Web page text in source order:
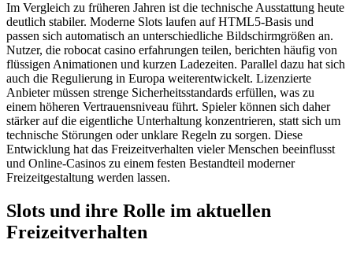
Im Vergleich zu früheren Jahren ist die technische Ausstattung heute
deutlich stabiler. Moderne Slots laufen auf HTML5-Basis und
passen sich automatisch an unterschiedliche Bildschirmgrößen an.
Nutzer, die robocat casino erfahrungen teilen, berichten häufig von
flüssigen Animationen und kurzen Ladezeiten. Parallel dazu hat sich
auch die Regulierung in Europa weiterentwickelt. Lizenzierte
Anbieter müssen strenge Sicherheitsstandards erfüllen, was zu
einem höheren Vertrauensniveau führt. Spieler können sich daher
stärker auf die eigentliche Unterhaltung konzentrieren, statt sich um
technische Störungen oder unklare Regeln zu sorgen. Diese
Entwicklung hat das Freizeitverhalten vieler Menschen beeinflusst
und Online-Casinos zu einem festen Bestandteil moderner
Freizeitgestaltung werden lassen.
Slots und ihre Rolle im aktuellen
Freizeitverhalten